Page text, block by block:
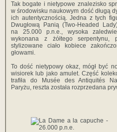
Tak bogate i nietypowe znalezisko
w środowisku naukowym dość długą
ich autentycznością. Jedna z tych
Dwugłową Panią (Two-Headed
na 25.000 p.n.e., wysoka
wykonana z żółtego serpentynu,
stylizowane ciało kobiece
głowami.
To dość nietypowy okaz, mógł być
wisiorek lub jako amulet. Część
trafiła do Musée des Antiquités
Paryżu, reszta została rozprzedana